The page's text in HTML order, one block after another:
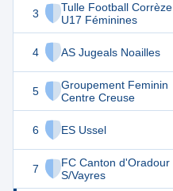
3
Tulle Football Corrèze
U17 Féminines
4 AS Jugeals Noailles
5
Groupement Feminin
Centre Creuse
6 ES Ussel
7
FC Canton d'Oradour
S/Vayres
22 14
21
18 14
12 14